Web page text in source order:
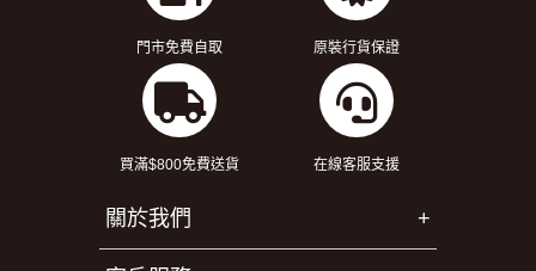
門市免費自取 原裝行貨保證
買滿$800免費送貨 在線客服支援
關於我們